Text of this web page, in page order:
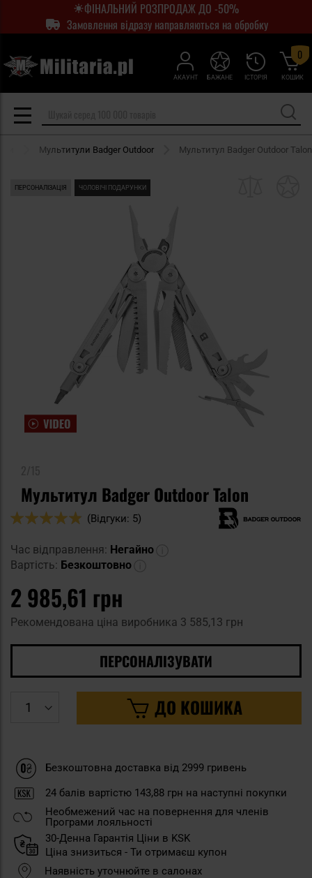
ФІНАЛЬНИЙ РОЗПРОДАЖ ДО -50%
Замовлення відразу направляються на обробку
АКАУНТ ІСТОРІЯ
БАЖАНЕ КОШИК
0
Мультитули Badger Outdoor Мультитул Badger Outdoor Talon
ПЕРСОНАЛІЗАЦІЯ ЧОЛОВІЧІ ПОДАРУНКИ
Мультитул Badger Outdoor Talon
Оцінка:
(Відгуки: 5)
Час відправлення: Негайно
Вартість: Безкоштовно
2 985,61 грн
Рекомендована ціна виробника 3 585,13 грн
ПЕРСОНАЛІЗУВАТИ
ДО КОШИКА
Безкоштовна доставка від 2999 гривень
24 балів вартістю 143,88 грн на наступні покупки
Необмежений час на повернення для членів
Програми лояльності
30-Денна Гарантія Ціни в KSK
Ціна знизиться - Ти отримаєш купон
Наявність уточнюйте в салонах